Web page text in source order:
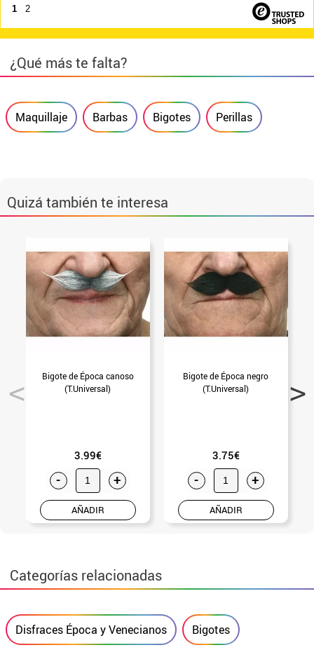
1 2
¿Qué más te falta?
Maquillaje Barbas Bigotes Perillas
Quizá también te interesa
Bigote de Época canoso
(T.Universal)
3.99€
- +
AÑADIR
Bigote de Época negro
(T.Universal)
3.75€
- +
AÑADIR
Categorías relacionadas
Disfraces Época y Venecianos Bigotes